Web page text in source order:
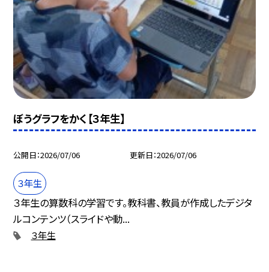
ぼうグラフをかく【３年生】
公開日 2026/07/06 更新日 2026/07/06
３年生
３年生の算数科の学習です。教科書、教員が作成したデジタ
ルコンテンツ（スライドや動...
３年生